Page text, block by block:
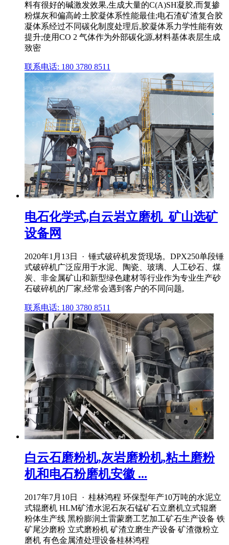
料有很好的碱激发效果,生成大量的C(A)SH凝胶,而复掺
粉煤灰和偏高岭土胶凝体系性能最佳;电石渣矿渣复合胶
凝体系经过不同碳化制度处理后,胶凝体系力学性能有效
提升;使用CO 2 气体作为外部碳化源,材料基体表层生成
致密
联系电话: 180 3780 8511
电石化学式,白云岩立磨机_矿山选矿
设备网
2020年1月13日 · 锤式破碎机发货现场。DPX250单段锤
式破碎机广泛应用于水泥、陶瓷、玻璃、人工砂石、煤
炭、非金属矿山和新型绿色建材等行业作为专业生产砂
石破碎机的厂家,经常会遇到客户的不同问题,
联系电话: 180 3780 8511
白云石磨粉机,灰岩磨粉机,粘土磨粉
机和电石粉磨机安徽 ...
2017年7月10日 · 桂林鸿程 环保型年产10万吨的水泥立
式辊磨机 HLM矿渣水泥石灰石锰矿石立磨机立式辊磨
粉体生产线 黑粉膨润土雷蒙磨工艺加工矿石生产设备 铁
矿尾沙磨粉 立式磨粉机 矿渣立磨生产设备 矿渣微粉立
磨机 有色金属渣处理设备桂林鸿程